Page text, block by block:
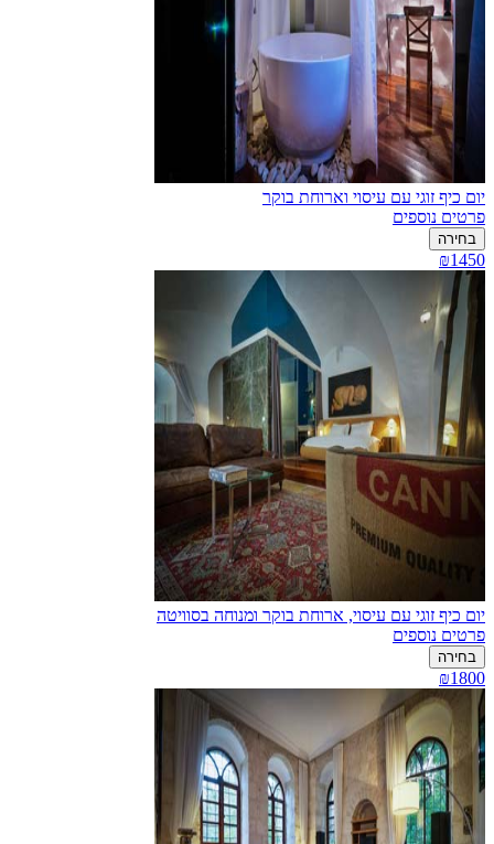
יום כיף זוגי עם עיסוי וארוחת בוקר
פרטים נוספים
בחירה
₪1450
יום כיף זוגי עם עיסוי, ארוחת בוקר ומנוחה בסוויטה
פרטים נוספים
בחירה
₪1800